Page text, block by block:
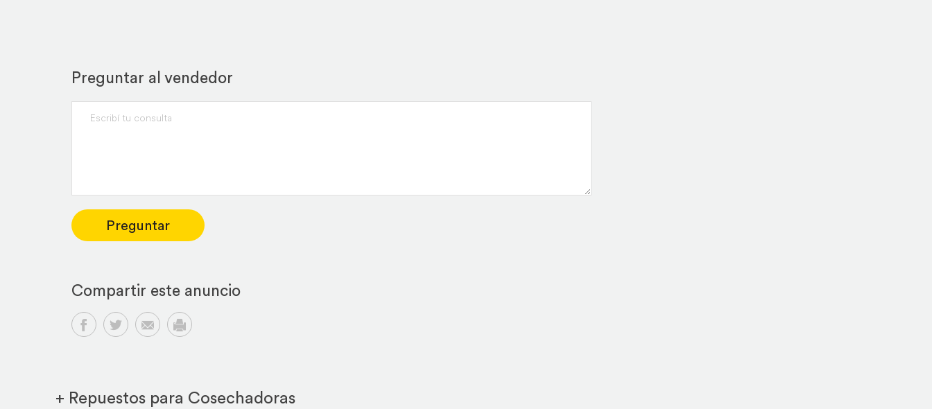
Preguntar al vendedor
Preguntar
Compartir este anuncio
Compartir en Facebook
Compartir en Twitter
Compartir por email
Imprimir
+ Repuestos para Cosechadoras